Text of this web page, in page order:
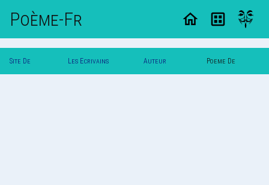
Poème-Fr
Site De Les Ecrivains Auteur Poeme De